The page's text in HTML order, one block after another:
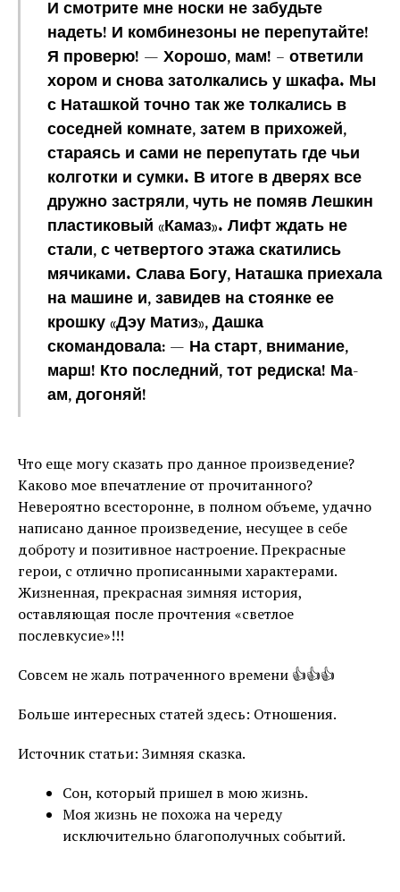
И смотрите мне носки не забудьте
надеть! И комбинезоны не перепутайте!
Я проверю! — Хорошо, мам! – ответили
хором и снова затолкались у шкафа. Мы
с Наташкой точно так же толкались в
соседней комнате, затем в прихожей,
стараясь и сами не перепутать где чьи
колготки и сумки. В итоге в дверях все
дружно застряли, чуть не помяв Лешкин
пластиковый «Камаз». Лифт ждать не
стали, с четвертого этажа скатились
мячиками. Слава Богу, Наташка приехала
на машине и, завидев на стоянке ее
крошку «Дэу Матиз», Дашка
скомандовала: — На старт, внимание,
марш! Кто последний, тот редиска! Ма-
ам, догоняй!
Что еще могу сказать про данное произведение?
Каково мое впечатление от прочитанного?
Невероятно всесторонне, в полном объеме, удачно
написано данное произведение, несущее в себе
доброту и позитивное настроение. Прекрасные
герои, с отлично прописанными характерами.
Жизненная, прекрасная зимняя история,
оставляющая после прочтения «светлое
послевкусие»!!!
Совсем не жаль потраченного времени 👍👍👍
Больше интересных статей здесь: Отношения.
Источник статьи: Зимняя сказка.
Сон, который пришел в мою жизнь.
Моя жизнь не похожа на череду
исключительно благополучных событий.